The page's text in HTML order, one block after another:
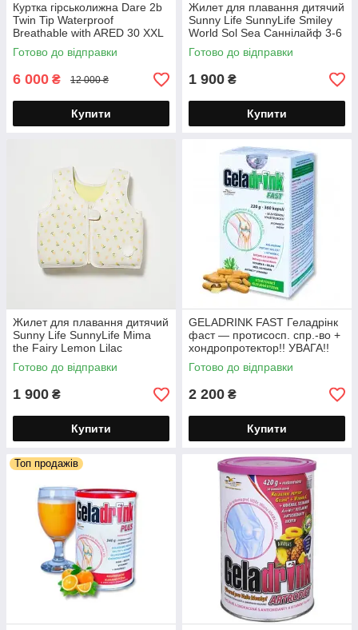
Куртка гірськолижна Dare 2b
Twin Tip Waterproof
Breathable with ARED 30 XXL
Чоловіча водонепроникна
дихаюча з ARED 30
Готово до відправки
6 000 ₴ 12 000 ₴
Купити
Жилет для плавання дитячий
Sunny Life SunnyLife Smiley
World Sol Sea Саннілайф 3-6
років
Готово до відправки
1 900 ₴
Купити
Жилет для плавання дитячий
Sunny Life SunnyLife Mima
the Fairy Lemon Lilac
Саннілайф 3-6 років
Готово до відправки
1 900 ₴
Купити
GELADRINK FAST Геладрінк
фаст — протисосп. спр.-во +
хондропротектор!! УВАГА!!
Чехия!! 360 капсул
Готово до відправки
2 200 ₴
Купити
Топ продажів